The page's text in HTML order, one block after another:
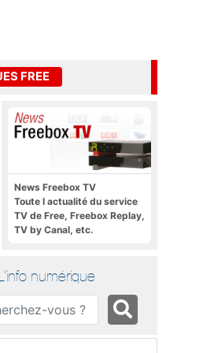
FREE
News Freebox TV
Toute l actualité du service
TV de Free, Freebox Replay,
TV by Canal, etc.
numérique